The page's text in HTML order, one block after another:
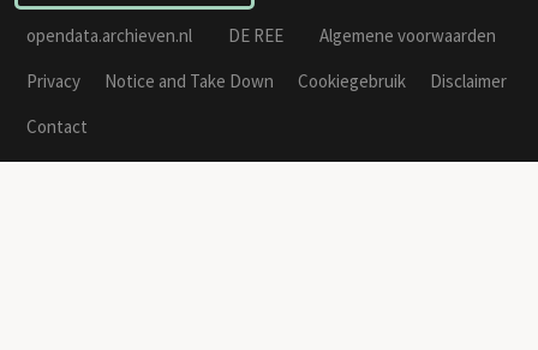
opendata.archieven.nl DE REE
Algemene voorwaarden
Privacy
Notice and Take Down Cookiegebruik
Disclaimer
Contact